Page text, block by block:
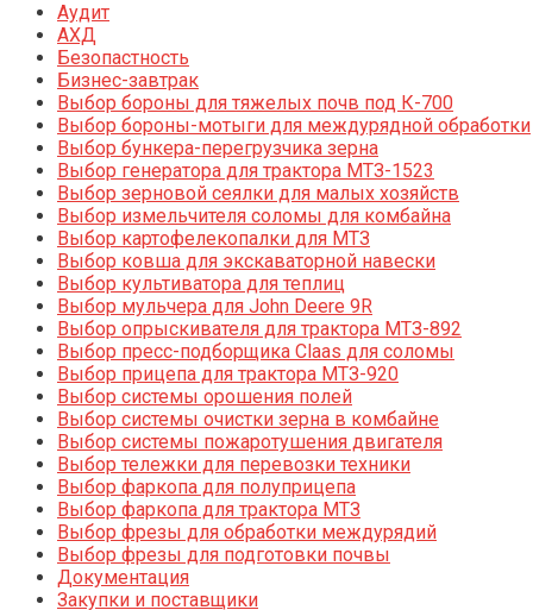
Аудит
АХД
Безопастность
Бизнес-завтрак
Выбор бороны для тяжелых почв под К-700
Выбор бороны-мотыги для междурядной обработки
Выбор бункера-перегрузчика зерна
Выбор генератора для трактора МТЗ-1523
Выбор зерновой сеялки для малых хозяйств
Выбор измельчителя соломы для комбайна
Выбор картофелекопалки для МТЗ
Выбор ковша для экскаваторной навески
Выбор культиватора для теплиц
Выбор мульчера для John Deere 9R
Выбор опрыскивателя для трактора МТЗ-892
Выбор пресс-подборщика Claas для соломы
Выбор прицепа для трактора МТЗ-920
Выбор системы орошения полей
Выбор системы очистки зерна в комбайне
Выбор системы пожаротушения двигателя
Выбор тележки для перевозки техники
Выбор фаркопа для полуприцепа
Выбор фаркопа для трактора МТЗ
Выбор фрезы для обработки междурядий
Выбор фрезы для подготовки почвы
Документация
Закупки и поставщики